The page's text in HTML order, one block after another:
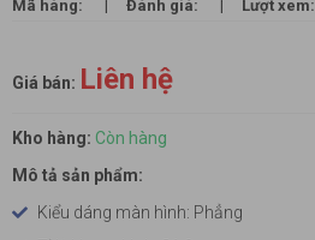
Mã hàng: | Đánh giá: | Lượt xem:
Giá bán: Liên hệ
Kho hàng: Còn hàng
Mô tả sản phẩm:
Kiểu dáng màn hình: Phẳng